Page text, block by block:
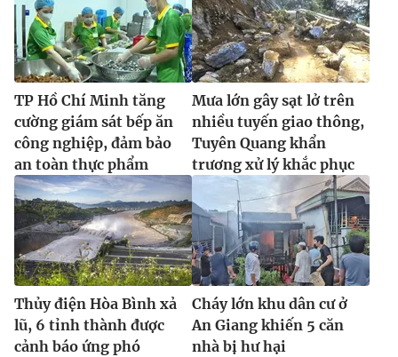
TP Hồ Chí Minh tăng
cường giám sát bếp ăn
công nghiệp, đảm bảo
an toàn thực phẩm
Mưa lớn gây sạt lở trên
nhiều tuyến giao thông,
Tuyên Quang khẩn
trương xử lý khắc phục
Thủy điện Hòa Bình xả
lũ, 6 tỉnh thành được
cảnh báo ứng phó
Cháy lớn khu dân cư ở
An Giang khiến 5 căn
nhà bị hư hại